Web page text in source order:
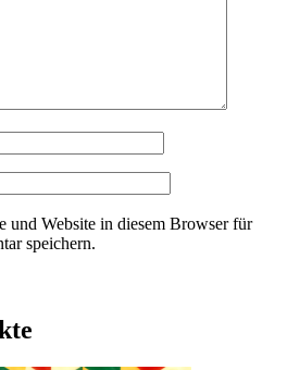
und Website in diesem Browser für
speichern.